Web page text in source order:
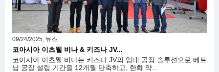
09/24/2025, 뉴스
코아시아 이츠웰 비나 & 키즈나 JV...
코아시아 이츠웰 비나는 키즈나 JV의 임대 공장 솔루션으로 베트
남 공장 설립 기간을 12개월 단축하고, 한화 약...